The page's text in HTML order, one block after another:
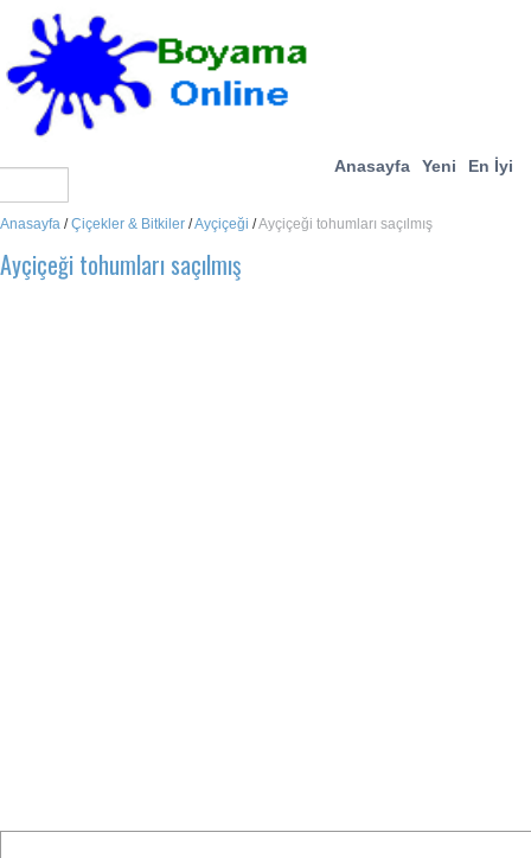
Anasayfa Yeni En İyi
Anasayfa /Çiçekler & Bitkiler /Ayçiçeği /Ayçiçeği tohumları saçılmış
Ayçiçeği tohumları saçılmış